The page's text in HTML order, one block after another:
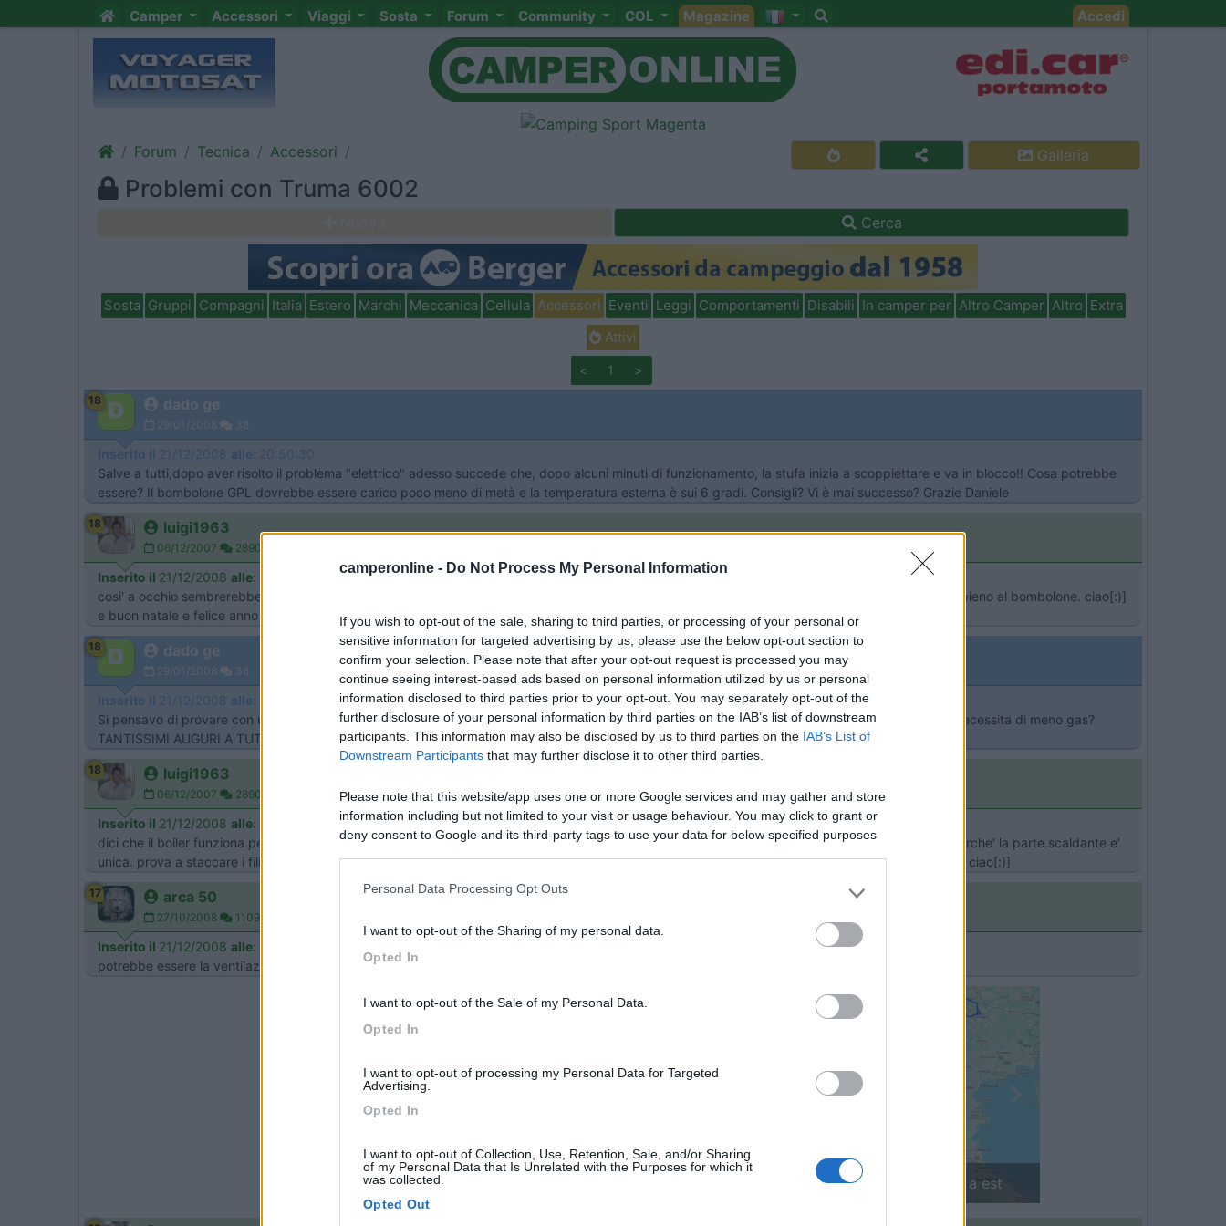
camperonline - Do Not Process My Personal Information
If you wish to opt-out of the sale, sharing to third parties, or processing of your personal or
sensitive information for targeted advertising by us, please use the below opt-out section to
confirm your selection. Please note that after your opt-out request is processed you may
continue seeing interest-based ads based on personal information utilized by us or personal
information disclosed to third parties prior to your opt-out. You may separately opt-out of the
further disclosure of your personal information by third parties on the IAB’s list of downstream
participants. This information may also be disclosed by us to third parties on the IAB’s List of
Downstream Participants that may further disclose it to other third parties.
Please note that this website/app uses one or more Google services and may gather and store
information including but not limited to your visit or usage behaviour. You may click to grant or
deny consent to Google and its third-party tags to use your data for below specified purposes
Personal Data Processing Opt Outs
I want to opt-out of the Sharing of my personal data.
Opted In
I want to opt-out of the Sale of my Personal Data.
Opted In
I want to opt-out of processing my Personal Data for Targeted
Advertising.
Opted In
I want to opt-out of Collection, Use, Retention, Sale, and/or Sharing
of my Personal Data that Is Unrelated with the Purposes for which it
was collected.
Opted Out
Camper Accessori Viaggi Sosta Forum Community COL Magazine Accedi
Forum Tecnica Accessori Galleria
Problemi con Truma 6002
Cerca
Sosta Gruppi Compagni Italia Estero Marchi Meccanica Cellula Accessori Eventi Leggi Comportamenti Disabili In camper per Altro Camper Altro Extra
Attivi
< 1 >
18 dado ge
29/01/2008 38
Inserito il 21/12/2008 alle: 20:50:30
Salve a tutti,dopo aver risolto il problema "elettrico" adesso succede che, dopo alcuni minuti di funzionamento, la stufa inizia a scoppiettare e va in blocco!! Cosa potrebbe
essere? Il bombolone GPL dovrebbe essere carico poco meno di metà e la temperatura esterna è sui 6 gradi. Consigli? Vi è mai successo? Grazie Daniele
18 luigi1963
06/12/2007 2890
Inserito il 21/12/2008 alle:
cosi' a occhio sembrerebbe senza gas,prova se ne hai la possibilita'a collegare una bombola normale,meglio se propano,altrimenti prova a fare il pieno al bombolone. ciao[:)]
e buon natale e felice anno nuovoid="size4">
18 dado ge
29/01/2008 38
Inserito il 21/12/2008 alle:
Si pensavo di provare con una bombola normale ma il gas ai fornelli arrivava e il boiler integrato nella stufa funziona senza problemi...però forse necessita di meno gas?
TANTISSIMI AUGURI A TUTTI!!!id="size4">id="red">
18 luigi1963
06/12/2007 2890
Inserito il 21/12/2008 alle:
dici che il boiler funziona perche' l'hai provato singolarmente o perche' hai sentito che l'acqua era calda? mi sembra strano che il boiler funzioni perche' la parte scaldante e'
unica. prova a staccare i fili del " funghetto" cioe' la sonda che gestisce il riscaldamento,se con i fili staccati funge,e' probabile che il guasto stia li' ciao[:)]
17 arca 50
27/10/2008 1109
Inserito il 21/12/2008 alle:
potrebbe essere la ventilazione che non va ciao
Tour dell'Arco Alpino: da ovest a est